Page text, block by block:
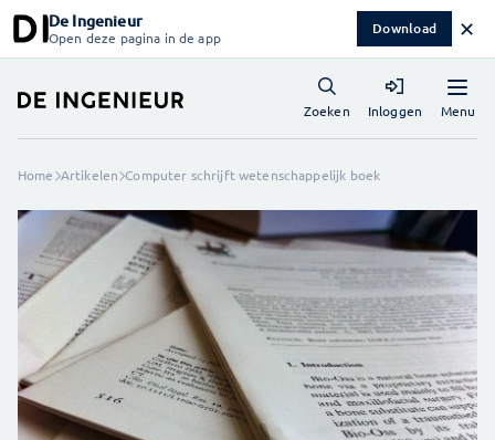
De Ingenieur
Open deze pagina in de app Download ✕
Menu
Zoeken Inloggen
Home Artikelen Computer schrijft wetenschappelijk boek